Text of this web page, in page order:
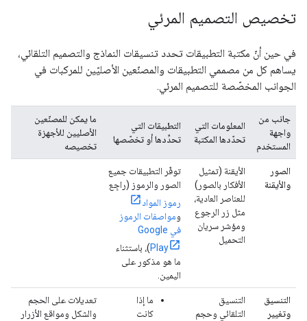
تخصيص التصميم المرئي
في حين أنّ مكتبة التطبيقات تحدد تنسيقات النماذج والتصميم التلقائي،
يساهم كل من مصممي التطبيقات والمصنّعين الأصليّين للمركبات في
الجوانب المخصّصة للتصميم المرئي.
جانب من
واجهة
المستخدم
المعلومات التي
تحدّدها المكتبة
التطبيقات التي
تحدِّدها أو تخصّصها
ما يمكن للمصنّعين
الأصليين للأجهزة
تخصيصه
الصور
والأيقنة
الأيقنة (تمثيل
الأفكار بالصور)
للعناصر العادية،
مثل زر الرجوع
ومؤشر سريان
التحميل
توفّر التطبيقات جميع
الصور والرموز (راجِع
رموز المواد
ومواصفات الرموز
في Google
Play)، باستثناء
ما هو مذكور على
اليمين.
التنسيق
وتغيير
التنسيق
التلقائي وحجم
ما إذا
كانت
تعديلات على الحجم
والشكل ومواقع الأزرار